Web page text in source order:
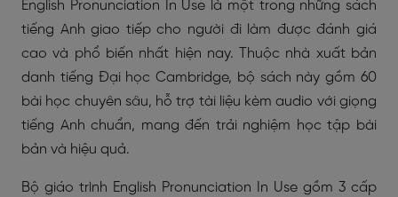
English Pronunciation In Use là một trong những sách
tiếng Anh giao tiếp cho người đi làm được đánh giá
cao và phổ biến nhất hiện nay. Thuộc nhà xuất bản
danh tiếng Đại học Cambridge, bộ sách này gồm 60
bài học chuyên sâu, hỗ trợ tài liệu kèm audio với giọng
tiếng Anh chuẩn, mang đến trải nghiệm học tập bài
bản và hiệu quả.
Bộ giáo trình English Pronunciation In Use gồm 3 cấp